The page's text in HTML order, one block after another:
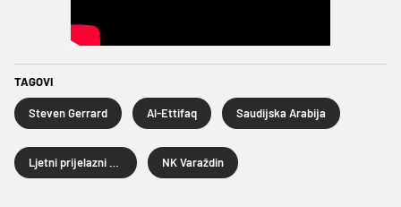
TAGOVI
Steven Gerrard Al-Ettifaq Saudijska Arabija
NK Varaždin